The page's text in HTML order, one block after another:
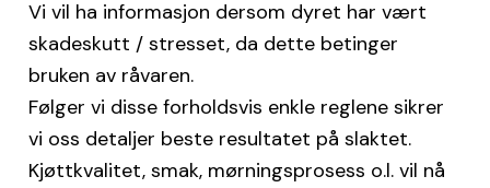
Vi vil ha informasjon dersom dyret har vært
skadeskutt / stresset, da dette betinger
bruken av råvaren.
Følger vi disse forholdsvis enkle reglene sikrer
vi oss detaljer beste resultatet på slaktet.
Kjøttkvalitet, smak, mørningsprosess o.l. vil nå